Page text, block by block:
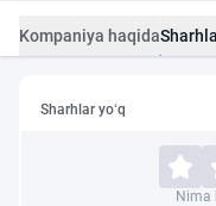
Kompaniya haqida
Sharhlar yo‘q
Nima